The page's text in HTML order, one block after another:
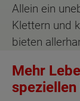
Allein ein
Klettern und
bieten
Mehr